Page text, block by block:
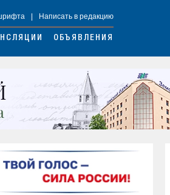
Написать в редакцию
ОБЪЯВЛЕНИЯ